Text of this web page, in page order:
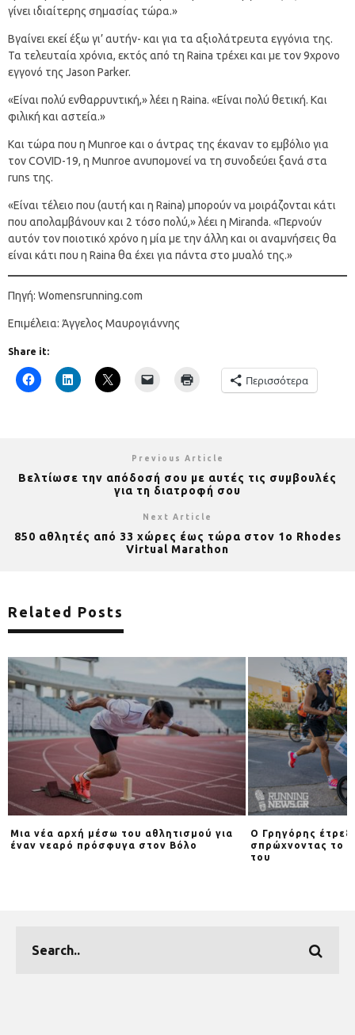
γίνει ιδιαίτερης σημασίας τώρα.»
Βγαίνει εκεί έξω γι’ αυτήν- και για τα αξιολάτρευτα εγγόνια της.
Τα τελευταία χρόνια, εκτός από τη Raina τρέχει και με τον 9χρονο
εγγονό της Jason Parker.
«Είναι πολύ ενθαρρυντική,» λέει η Raina. «Είναι πολύ θετική. Και
φιλική και αστεία.»
Και τώρα που η Munroe και ο άντρας της έκαναν το εμβόλιο για
τον COVID-19, η Munroe ανυπομονεί να τη συνοδεύει ξανά στα
runs της.
«Είναι τέλειο που (αυτή και η Raina) μπορούν να μοιράζονται κάτι
που απολαμβάνουν και 2 τόσο πολύ,» λέει η Miranda. «Περνούν
αυτόν τον ποιοτικό χρόνο η μία με την άλλη και οι αναμνήσεις θα
είναι κάτι που η Raina θα έχει για πάντα στο μυαλό της.»
Πηγή: Womensrunning.com
Επιμέλεια: Άγγελος Μαυρογιάννης
Share it:
Περισσότερα
Previous Article
Βελτίωσε την απόδοσή σου με αυτές τις συμβουλές
για τη διατροφή σου
Next Article
850 αθλητές από 33 χώρες έως τώρα στον 1ο Rhodes
Virtual Marathon
Related Posts
Μια νέα αρχή μέσω του αθλητισμού για
έναν νεαρό πρόσφυγα στον Βόλο
Ο Γρηγόρης
σπρώχνοντας το
του